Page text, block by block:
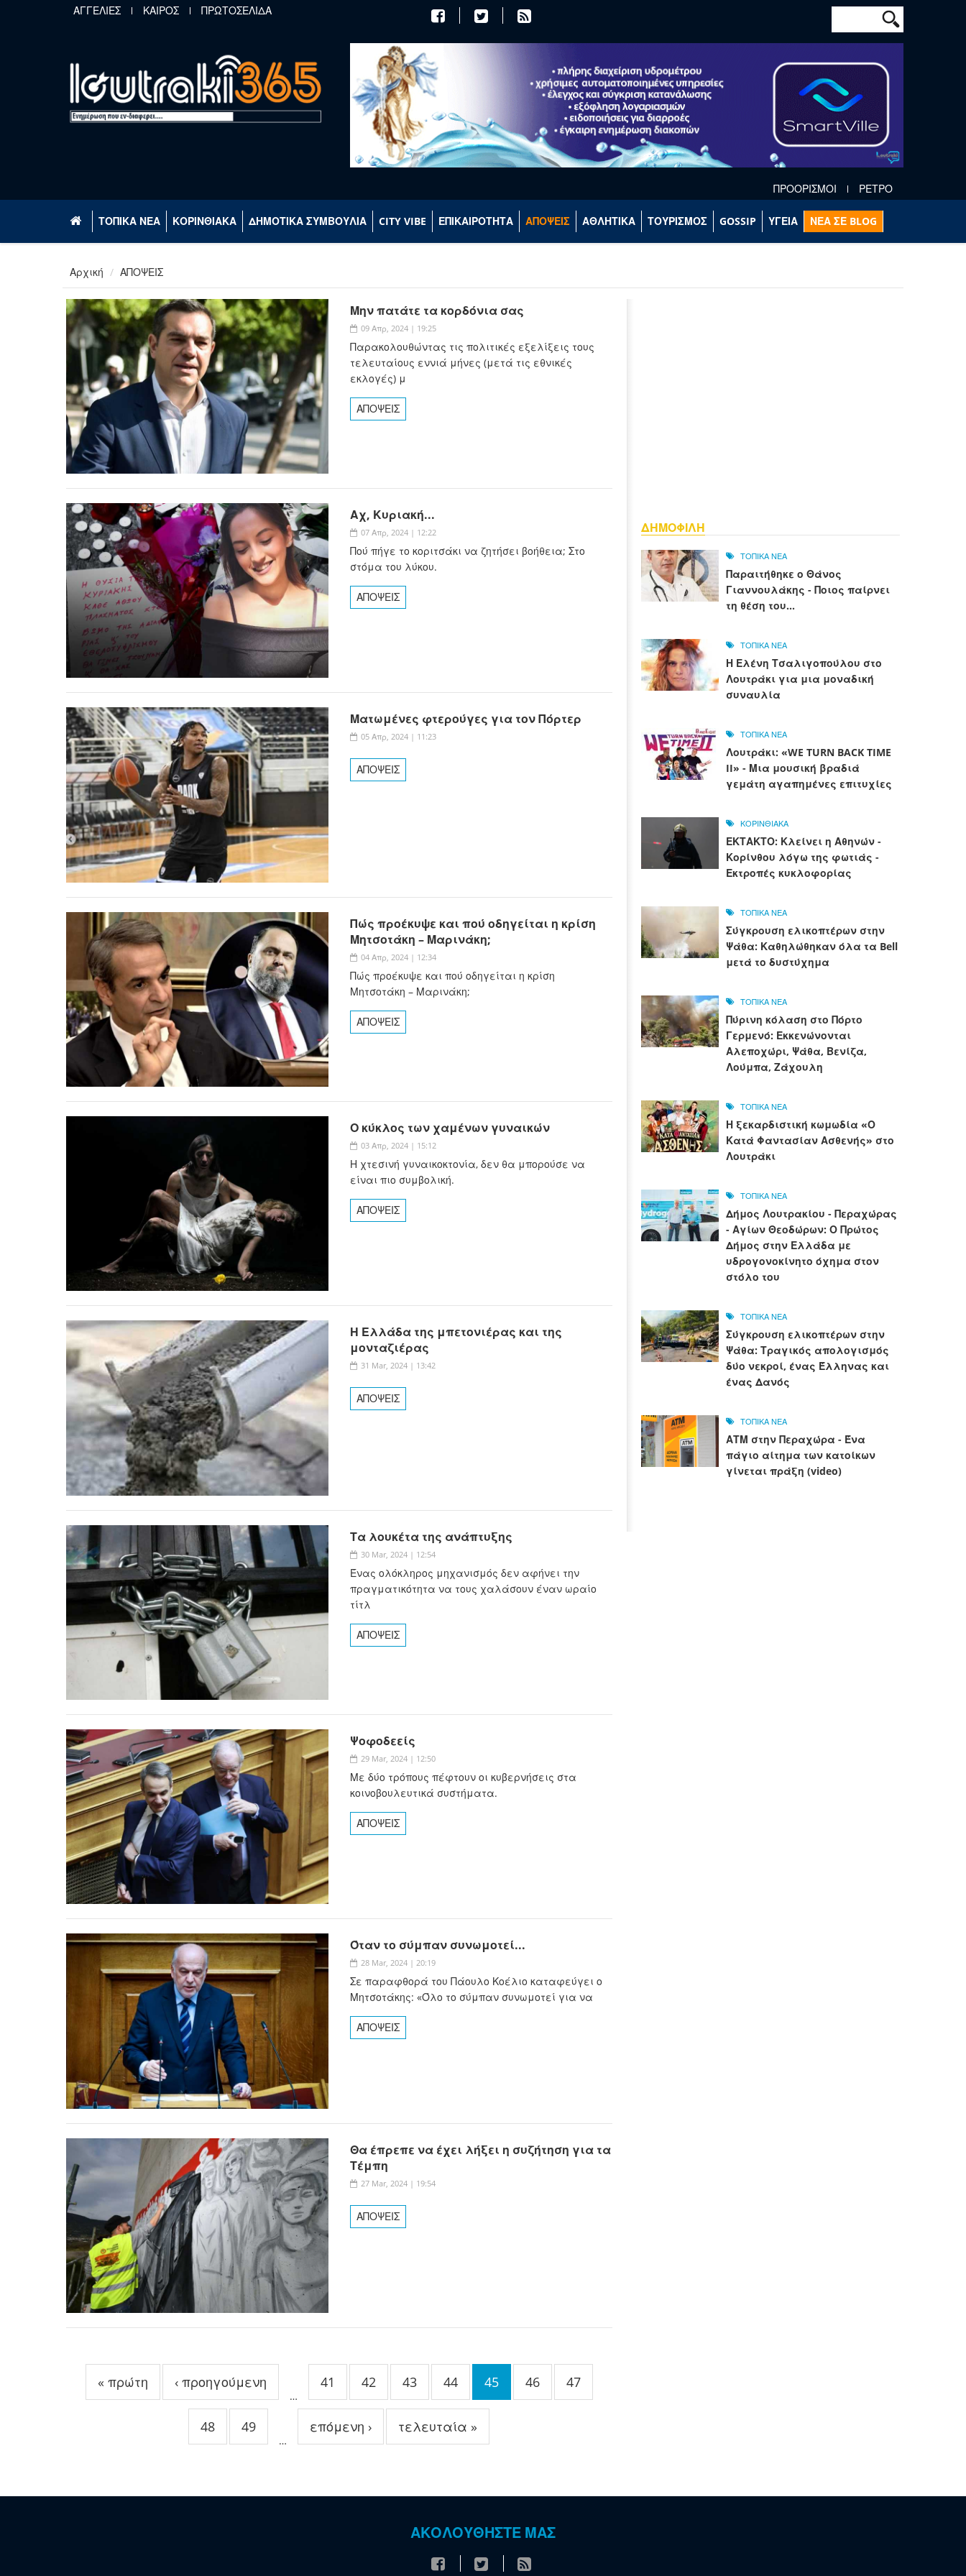
Παράκαμψη προς το κυρίως περιεχόμενο
ΑΓΓΕΛΙΕΣ ΚΑΙΡΟΣ ΠΡΩΤΟΣΕΛΙΔΑ Φόρμα
Αναζήτηση
ΠΡΟΟΡΙΣΜΟΙ ΡΕΤΡΟ
ΤΟΠΙΚΑ ΝΕΑ ΚΟΡΙΝΘΙΑΚΑ ΔΗΜΟΤΙΚΑ ΣΥΜΒΟΥΛΙΑ CITY VIBE ΕΠΙΚΑΙΡΟΤΗΤΑ ΑΠΟΨΕΙΣ ΑΘΛΗΤΙΚΑ ΤΟΥΡΙΣΜΟΣ GOSSIP ΥΓΕΙΑ ΝΕΑ ΣΕ BLOG
Αρχική ΑΠΟΨΕΙΣ
Μην πατάτε τα κορδόνια σας
09 Απρ, 2024 | 19:25
Παρακολουθώντας τις πολιτικές εξελίξεις τους
τελευταίους εννιά μήνες (μετά τις εθνικές
εκλογές) μ
ΑΠΟΨΕΙΣ
Αχ, Κυριακή...
07 Απρ, 2024 | 12:22
Πού πήγε το κοριτσάκι να ζητήσει βοήθεια; Στο
στόμα του λύκου.
ΑΠΟΨΕΙΣ
Ματωμένες φτερούγες για τον Πόρτερ
05 Απρ, 2024 | 11:23
ΑΠΟΨΕΙΣ
Πώς προέκυψε και πού οδηγείται η κρίση
Μητσοτάκη – Μαρινάκη;
04 Απρ, 2024 | 12:34
Πώς προέκυψε και πού οδηγείται η κρίση
Μητσοτάκη – Μαρινάκη;
ΑΠΟΨΕΙΣ
Ο κύκλος των χαμένων γυναικών
03 Απρ, 2024 | 15:12
Η χτεσινή γυναικοκτονία, δεν θα μπορούσε να
είναι πιο συμβολική.
ΑΠΟΨΕΙΣ
Η Ελλάδα της μπετονιέρας και της
μονταζιέρας
31 Mar, 2024 | 13:42
ΑΠΟΨΕΙΣ
Τα λουκέτα της ανάπτυξης
30 Mar, 2024 | 12:54
Ένας ολόκληρος μηχανισμός δεν αφήνει την
πραγματικότητα να τους χαλάσουν έναν ωραίο
τίτλ
ΑΠΟΨΕΙΣ
Ψοφοδεείς
29 Mar, 2024 | 12:50
Με δύο τρόπους πέφτουν οι κυβερνήσεις στα
κοινοβουλευτικά συστήματα.
ΑΠΟΨΕΙΣ
Όταν το σύμπαν συνωμοτεί...
28 Mar, 2024 | 20:19
Σε παραφθορά του Πάουλο Κοέλιο καταφεύγει ο
Μητσοτάκης: «Όλο το σύμπαν συνωμοτεί για να
ΑΠΟΨΕΙΣ
Θα έπρεπε να έχει λήξει η συζήτηση για τα
Τέμπη
27 Mar, 2024 | 19:54
ΑΠΟΨΕΙΣ
« πρώτη ‹ προηγούμενη
…
41 42 43 44 45 46 47
48 49
…
επόμενη › τελευταία »
ΔΗΜΟΦΙΛΗ
ΤΟΠΙΚΑ ΝΕΑ
Παραιτήθηκε ο Θάνος
Γιαννουλάκης - Ποιος παίρνει
τη θέση του...
ΤΟΠΙΚΑ ΝΕΑ
Η Ελένη Τσαλιγοπούλου στο
Λουτράκι για μια μοναδική
συναυλία
ΤΟΠΙΚΑ ΝΕΑ
Λουτράκι: «WE TURN BACK TIME
II» - Μια μουσική βραδιά
γεμάτη αγαπημένες επιτυχίες
ΚΟΡΙΝΘΙΑΚΑ
ΕΚΤΑΚΤΟ: Κλείνει η Αθηνών -
Κορίνθου λόγω της φωτιάς -
Εκτροπές κυκλοφορίας
ΤΟΠΙΚΑ ΝΕΑ
Σύγκρουση ελικοπτέρων στην
Ψάθα: Καθηλώθηκαν όλα τα Bell
μετά το δυστύχημα
ΤΟΠΙΚΑ ΝΕΑ
Πύρινη κόλαση στο Πόρτο
Γερμενό: Εκκενώνονται
Αλεποχώρι, Ψάθα, Βενίζα,
Λούμπα, Ζάχουλη
ΤΟΠΙΚΑ ΝΕΑ
Η ξεκαρδιστική κωμωδία «Ο
Κατά Φαντασίαν Ασθενής» στο
Λουτράκι
ΤΟΠΙΚΑ ΝΕΑ
Δήμος Λουτρακίου - Περαχώρας
- Αγίων Θεοδώρων: Ο Πρώτος
Δήμος στην Ελλάδα με
υδρογονοκίνητο όχημα στον
στόλο του
ΤΟΠΙΚΑ ΝΕΑ
Σύγκρουση ελικοπτέρων στην
Ψάθα: Τραγικός απολογισμός
δύο νεκροί, ένας Έλληνας και
ένας Δανός
ΤΟΠΙΚΑ ΝΕΑ
ΑΤΜ στην Περαχώρα - Ένα
πάγιο αίτημα των κατοίκων
γίνεται πράξη (video)
ΑΚΟΛΟΥΘΗΣΤΕ ΜΑΣ